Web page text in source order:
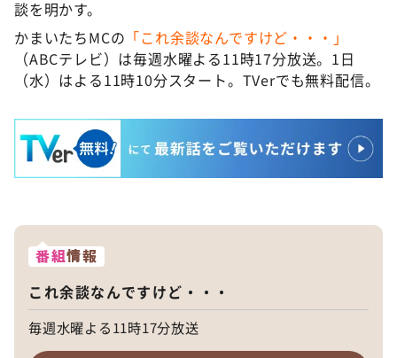
談を明かす。
かまいたちMCの 「これ余談なんですけど・・・」
（ABCテレビ）は毎週水曜よる11時17分放送。1日
（水）はよる11時10分スタート。TVerでも無料配信。
番組情報
これ余談なんですけど・・・
毎週水曜よる11時17分放送